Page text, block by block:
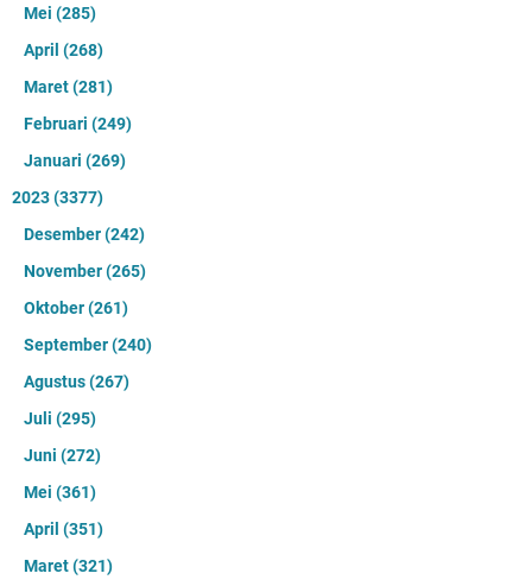
Mei (285)
April (268)
Maret(281)
Februari (249)
Januari (269)
2023(3377)
Desember(242)
November(265)
Oktober(261)
September(240)
Agustus(267)
Juli (295)
Juni (272)
Mei (361)
April (351)
Maret(321)